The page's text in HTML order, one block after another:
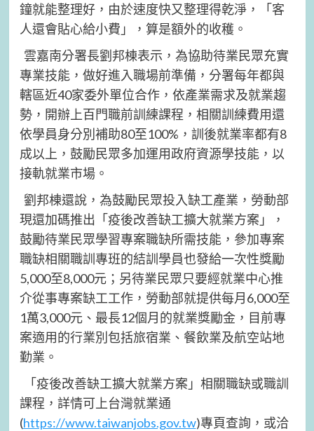
鐘就能整理好，由於速度快又整理得乾淨，「客
人還會貼心給小費」，算是額外的收穫。
雲嘉南分署長劉邦棟表示，為協助待業民眾充實
專業技能，做好進入職場前準備，分署每年都與
轄區近40家委外單位合作，依產業需求及就業趨
勢，開辦上百門職前訓練課程，相關訓練費用還
依學員身分別補助80至100%，訓後就業率都有8
成以上，鼓勵民眾多加運用政府資源學技能，以
接軌就業市場。
劉邦棟還說，為鼓勵民眾投入缺工產業，勞動部
現還加碼推出「疫後改善缺工擴大就業方案」，
鼓勵待業民眾學習專案職缺所需技能，參加專案
職缺相關職訓專班的結訓學員也發給一次性獎勵
5,000至8,000元；另待業民眾只要經就業中心推
介從事專案缺工工作，勞動部就提供每月6,000至
1萬3,000元、最長12個月的就業獎勵金，目前專
案適用的行業別包括旅宿業、餐飲業及航空站地
勤業。
「疫後改善缺工擴大就業方案」相關職缺或職訓
課程，詳情可上台灣就業通
(https://www.taiwanjobs.gov.tw)專頁查詢，或洽